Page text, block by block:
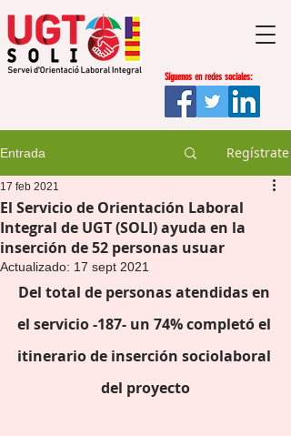
Síguenos en redes sociales:
Entrada Regístrate
El Servicio de Orientación Laboral
Integral de UGT (SOLI) ayuda en la
inserción de 52 personas usuar
17 feb 2021
Actualizado: 17 sept 2021
Del total de personas atendidas en
el servicio -187- un 74% completó el
itinerario de inserción sociolaboral
del proyecto